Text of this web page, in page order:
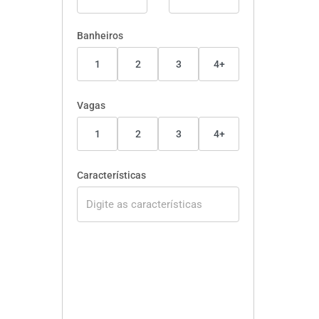
Banheiros
1 2 3 4+
Vagas
1 2 3 4+
Características